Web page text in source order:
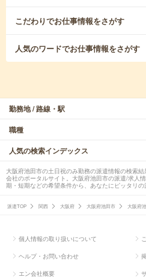
こだわりでお仕事情報をさがす
人気のワードでお仕事情報をさがす
勤務地 / 路線・駅
職種
人気の検索インデックス
大阪府池田市の土日祝のみ勤務の派遣情報の検索
会社のポータルサイト。大阪府池田市の派遣/求人
期・短期などの希望条件から、あなたにピッタリの
派遣TOP 関西 大阪府 大阪府池田市 大阪府
個人情報の取り扱いについて
ヘルプ・お問い合わせ
エン会社概要